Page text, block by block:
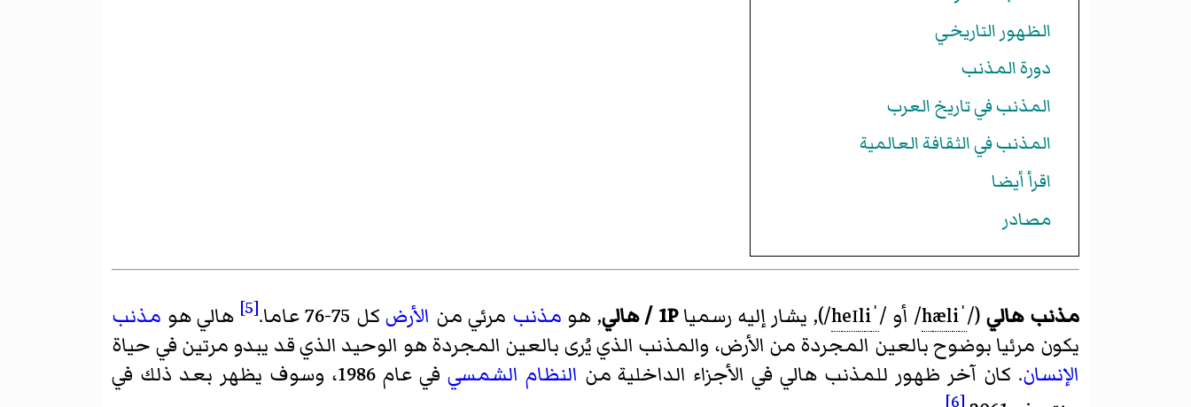
الظهور التاريخي
دورة المذنب
المذنب في تاريخ العرب
المذنب في الثقافة العالمية
اقرأ أيضا
مصادر
مذنب هالي(
/
ˈ
hæli
/ أو/
ˈ
heɪli
/), يشار إليه رسميا1P / هالي , هو مذنب مرئي من الأرضكل 75-76 عاما. [5] هالي هو مذنب
يكون مرئيا بوضوح بالعين المجردة من الأرض، والمذنب الذي يُرى بالعين المجردة هو الوحيد الذي قد يبدو مرتين في حياة
الإنسان. كان آخر ظهور للمذنب هالي في الأجزاء الداخلية من النظام الشمسي
في عام 1986، وسوف يظهر بعد ذلك في
[6]